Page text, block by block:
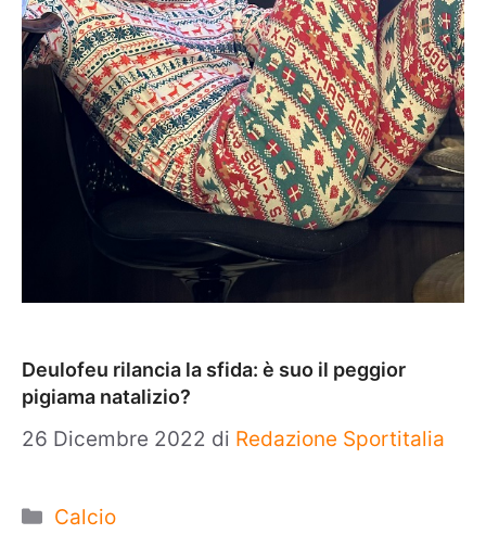
Deulofeu rilancia la sfida: è suo il peggior
pigiama natalizio?
26 Dicembre 2022 di Redazione Sportitalia
Categorie
Calcio